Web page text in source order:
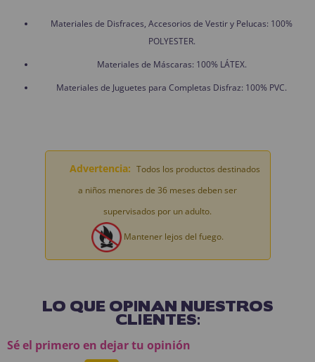
Materiales de Disfraces, Accesorios de Vestir y Pelucas: 100%
POLYESTER.
Materiales de Máscaras: 100% LÁTEX.
Materiales de Juguetes para Completas Disfraz: 100% PVC.
Advertencia: Todos los productos destinados
a niños menores de 36 meses deben ser
supervisados por un adulto.
Mantener lejos del fuego.
LO QUE OPINAN NUESTROS
CLIENTES:
Sé el primero en dejar tu opinión